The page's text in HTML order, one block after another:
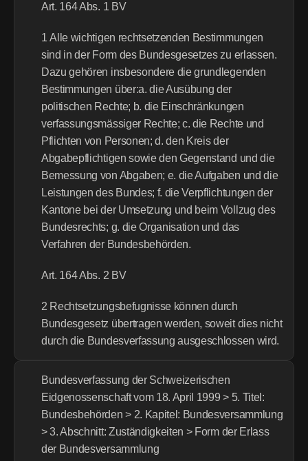
Art. 164 Abs. 1 BV
1 Alle wichtigen rechtsetzenden Bestimmungen
sind in der Form des Bundesgesetzes zu erlassen.
Dazu gehören insbesondere die grundlegenden
Bestimmungen über:a. die Ausübung der
politischen Rechte; b. die Einschränkungen
verfassungsmässiger Rechte; c. die Rechte und
Pflichten von Personen; d. den Kreis der
Abgabepflichtigen sowie den Gegenstand und die
Bemessung von Abgaben; e. die Aufgaben und die
Leistungen des Bundes; f. die Verpflichtungen der
Kantone bei der Umsetzung und beim Vollzug des
Bundesrechts; g. die Organisation und das
Verfahren der Bundesbehörden.
Art. 164 Abs. 2 BV
2 Rechtsetzungsbefugnisse können durch
Bundesgesetz übertragen werden, soweit dies nicht
durch die Bundesverfassung ausgeschlossen wird.
Bundesverfassung der Schweizerischen
Eidgenossenschaft vom 18. April 1999 > 5. Titel:
Bundesbehörden > 2. Kapitel: Bundesversammlung
> 3. Abschnitt: Zuständigkeiten > Form der Erlass
der Bundesversammlung